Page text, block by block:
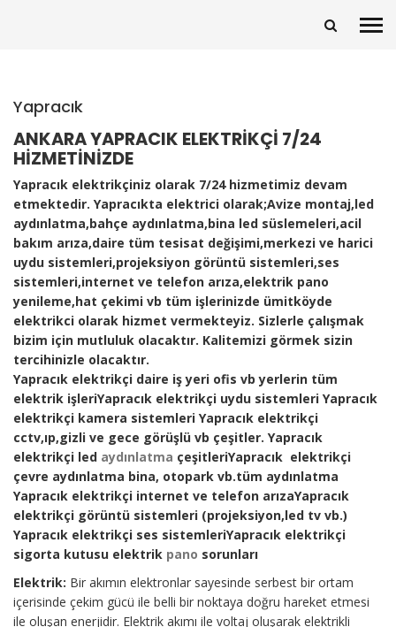
Yapracık
ANKARA YAPRACIK ELEKTRİKÇİ 7/24
HİZMETİNİZDE
Yapracık elektrikçiniz olarak 7/24 hizmetimiz devam
etmektedir. Yapracıkta elektrici olarak;Avize montaj,led
aydınlatma,bahçe aydınlatma,bina led süslemeleri,acil
bakım arıza,daire tüm tesisat değişimi,merkezi ve harici
uydu sistemleri,projeksiyon görüntü sistemleri,ses
sistemleri,internet ve telefon arıza,elektrik pano
yenileme,hat çekimi vb tüm işlerinizde ümitköyde
elektrikci olarak hizmet vermekteyiz. Sizlerle çalışmak
bizim için mutluluk olacaktır. Kalitemizi görmek sizin
tercihinizle olacaktır.
Yapracık elektrikçi daire iş yeri ofis vb yerlerin tüm
elektrik işleriYapracık elektrikçi uydu sistemleri Yapracık
elektrikçi kamera sistemleri Yapracık elektrikçi
cctv,ıp,gizli ve gece görüşlü vb çeşitler. Yapracık
elektrikçi led aydınlatma çeşitleriYapracık elektrikçi
çevre aydınlatma bina, otopark vb.tüm aydınlatma
Yapracık elektrikçi internet ve telefon arızaYapracık
elektrikçi görüntü sistemleri (projeksiyon,led tv vb.)
Yapracık elektrikçi ses sistemleriYapracık elektrikçi
sigorta kutusu elektrik pano sorunları
Elektrik: Bir akımın elektronlar sayesinde serbest bir ortam
içerisinde çekim gücü ile belli bir noktaya doğru hareket etmesi
ile oluşan enerjidir. Elektrik akımı ile voltaj oluşarak elektrikli